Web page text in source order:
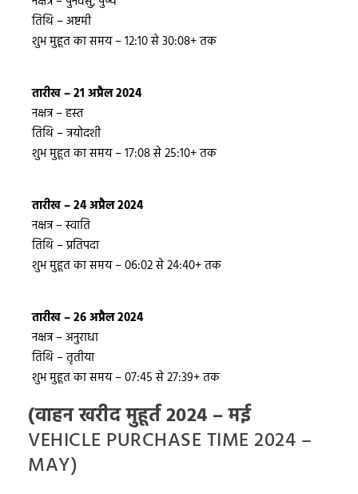
तिथि – अष्टमी
शुभ मुहूत का समय – 12:10 से 30:08+ तक
तारीख – 21 अप्रैल 2024
नक्षत्र – हस्त
तिथि – त्रयोदशी
शुभ मुहूत का समय – 17:08 से 25:10+ तक
तारीख – 24 अप्रैल 2024
नक्षत्र – स्वाति
तिथि – प्रतिपदा
शुभ मुहूत का समय – 06:02 से 24:40+ तक
तारीख – 26 अप्रैल 2024
नक्षत्र – अनुराधा
तिथि – तृतीया
शुभ मुहूत का समय – 07:45 से 27:39+ तक
(वाहन खरीद मुहूर्त 2024 – मई
VEHICLE PURCHASE TIME 2024 –
MAY)